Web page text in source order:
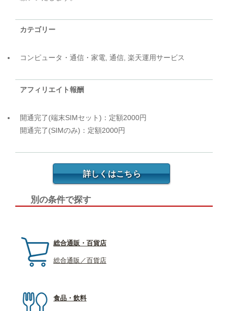
カテゴリー
コンピュータ・通信・家電, 通信, 楽天運用サービス
アフィリエイト報酬
開通完了(端末SIMセット)：定額2000円
開通完了(SIMのみ)：定額2000円
詳しくはこちら
別の条件で探す
総合通販・百貨店
総合通販／百貨店
食品・飲料